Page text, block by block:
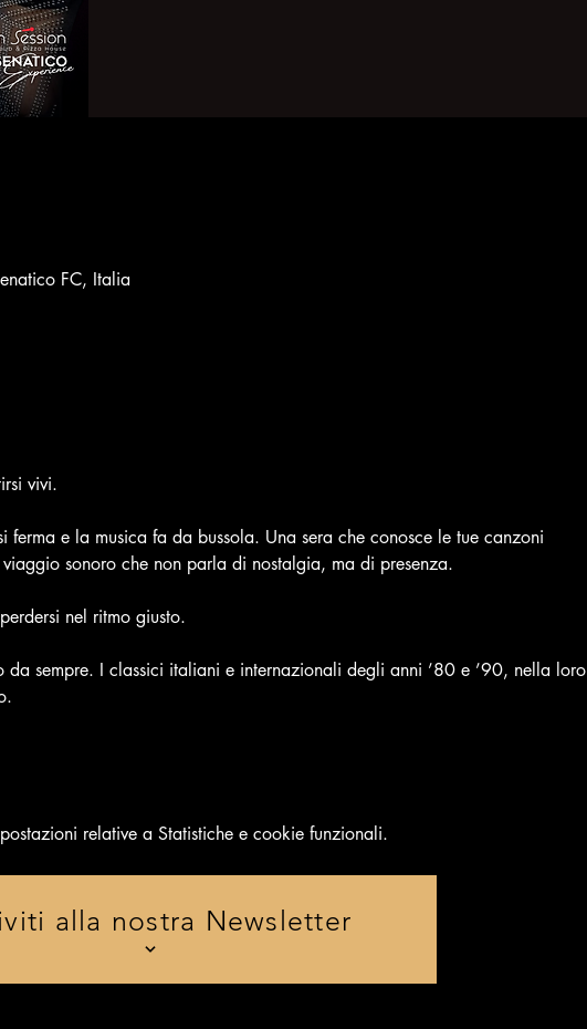
FC, Italia
vivi.
ferma e la musica fa da bussola. Una sera che conosce le tue canzoni
sonoro che non parla di nostalgia, ma di presenza.
nel ritmo giusto.
da sempre. I classici italiani e internazionali degli anni ’80 e ’90, nella loro
relative a Statistiche e cookie funzionali.
alla nostra Newsletter